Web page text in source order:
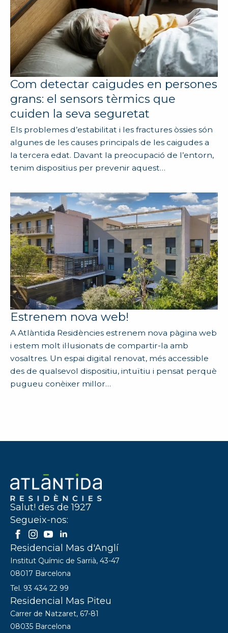
Com detectar caigudes en persones
grans: el sensors tèrmics que
cuiden la seva seguretat
Els problemes d’estabilitat i les fractures òssies són
algunes de les causes principals de les caigudes a
la tercera edat. Davant la preocupació de l’entorn,
tenim dispositius per prevenir aquest…
Estrenem nova web!
A Atlàntida Residències estrenem nova pàgina web
i estem molt il·lusionats de compartir-la amb
vosaltres. Un espai digital renovat, més accessible
des de qualsevol dispositiu, intuïtiu i pensat perquè
pugueu conèixer millor…
Salut! des de 1927
Segueix-nos:
Residencial Mas d'Anglí
Institut Químic de Sarrià, 43-47
08017 Barcelona
Tel. 93 434 22 99
Residencial Mas Piteu
Carrer de Natzaret, 67-81
08035 Barcelona